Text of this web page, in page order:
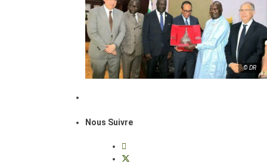
© DR
Nous Suivre